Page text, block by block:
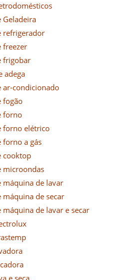
Geladeira
refrigerador
freezer
frigobar
adega
ar-condicionado
fogão
forno
forno elétrico
forno a gás
cooktop
microondas
máquina de lavar
máquina de secar
máquina de lavar e secar